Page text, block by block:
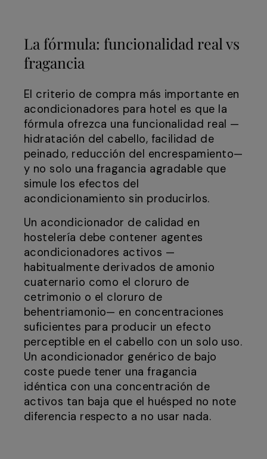
La fórmula: funcionalidad real vs
fragancia
El criterio de compra más importante en
acondicionadores para hotel es que la
fórmula ofrezca una funcionalidad real —
hidratación del cabello, facilidad de
peinado, reducción del encrespamiento—
y no solo una fragancia agradable que
simule los efectos del
acondicionamiento sin producirlos.
Un acondicionador de calidad en
hostelería debe contener agentes
acondicionadores activos —
habitualmente derivados de amonio
cuaternario como el cloruro de
cetrimonio o el cloruro de
behentriamonio— en concentraciones
suficientes para producir un efecto
perceptible en el cabello con un solo uso.
Un acondicionador genérico de bajo
coste puede tener una fragancia
idéntica con una concentración de
activos tan baja que el huésped no note
diferencia respecto a no usar nada.